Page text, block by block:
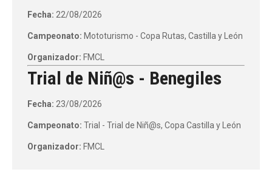
Fecha: 22/08/2026
Campeonato: Mototurismo - Copa Rutas, Castilla y León
Organizador: FMCL
Trial de Niñ@s - Benegiles
Fecha: 23/08/2026
Campeonato: Trial - Trial de Niñ@s, Copa Castilla y León
Organizador: FMCL